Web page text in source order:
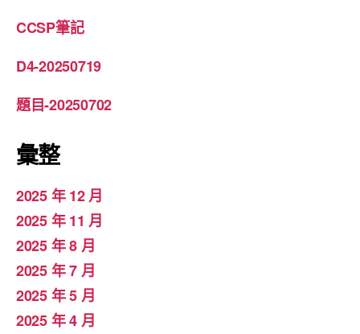
CCSP筆記
D4-20250719
題目-20250702
彙整
2025 年 12 月
2025 年 11 月
2025 年 8 月
2025 年 7 月
2025 年 5 月
2025 年 4 月